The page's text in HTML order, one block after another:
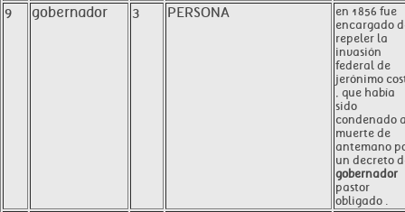
9 gobernador 3 PERSONA
en 1856 fue
encargado
repeler la
invasión
federal de
jerónimo
, que había
sido
condenado
muerte de
antemano
un decreto
gobernador
pastor
obligado .